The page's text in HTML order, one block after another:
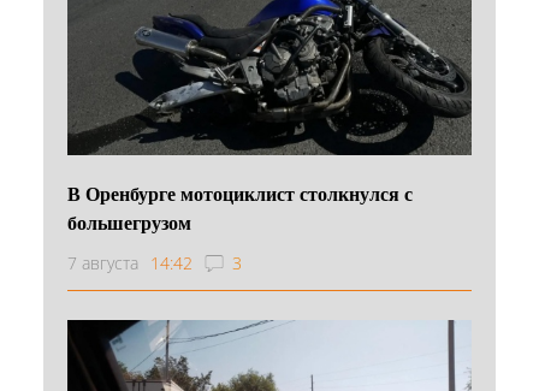
В Оренбурге мотоциклист столкнулся с
большегрузом
7 августа 14:42 3